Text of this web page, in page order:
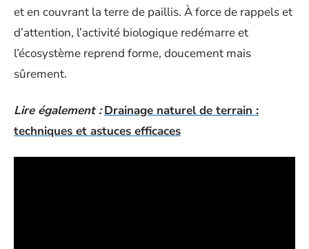
et en couvrant la terre de paillis. À force de rappels et
d’attention, l’activité biologique redémarre et
l’écosystème reprend forme, doucement mais
sûrement.
Lire également : Drainage naturel de terrain :
techniques et astuces efficaces